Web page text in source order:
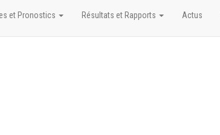
et Pronostics Résultats et Rapports Actus